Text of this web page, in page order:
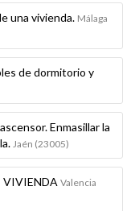
una vivienda. Málaga
de dormitorio y
Enmasillar la
Jaén (23005)
VIVIENDA Valencia